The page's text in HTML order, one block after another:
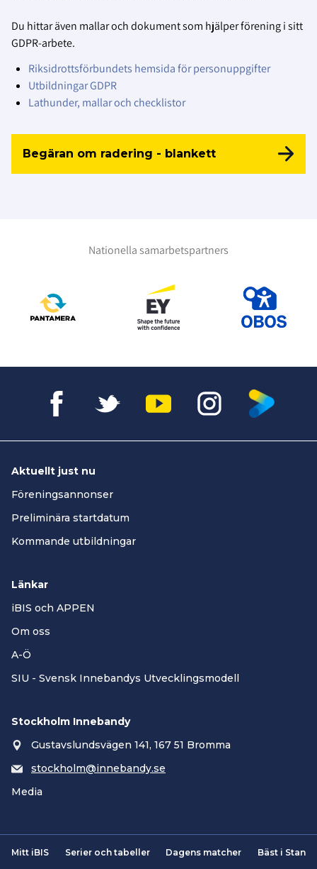
Du hittar även mallar och dokument som hjälper förening i sitt
GDPR-arbete.
Riksidrottsförbundets hemsida för personuppgifter
Utbildningar GDPR
Lathunder, mallar och checklistor
Begäran om radering - blankett
Nationella samarbetspartners
Aktuellt just nu
Föreningsannonser
Preliminära startdatum
Kommande utbildningar
Länkar
iBIS och APPEN
Om oss
A-Ö
SIU - Svensk Innebandys Utvecklingsmodell
Stockholm Innebandy
Gustavslundsvägen 141, 167 51 Bromma
stockholm@innebandy.se
Media
Mitt iBIS Serier och tabeller Dagens matcher Bäst i Stan